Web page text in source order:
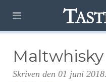
Skriven den 01 juni 2018